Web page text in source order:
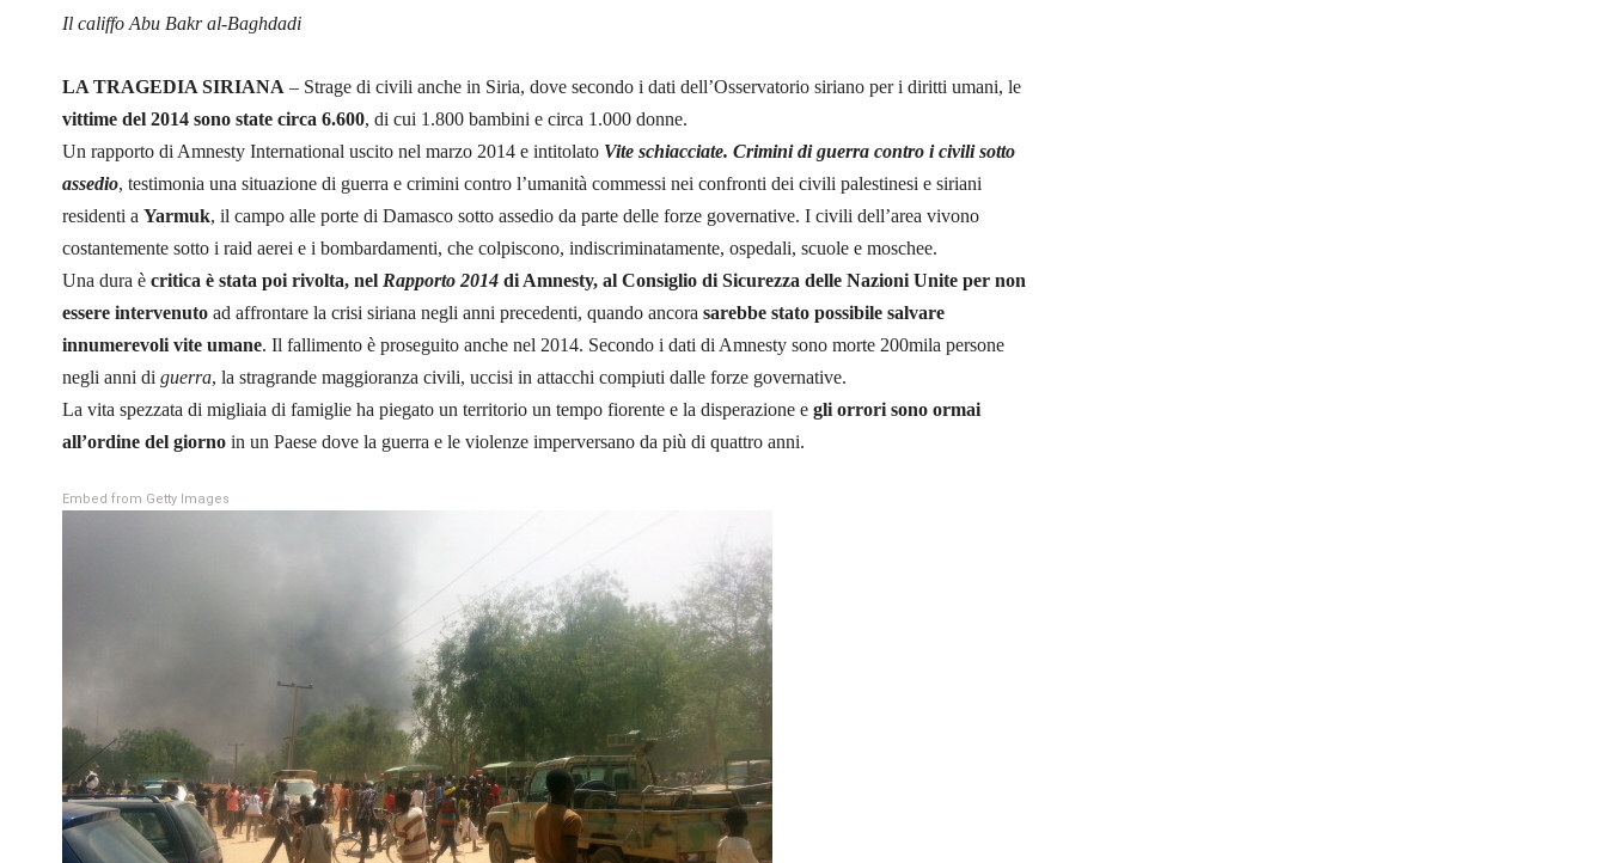
Il califfo Abu Bakr al-Baghdadi
LA TRAGEDIA SIRIANA – Strage di civili anche in Siria, dove secondo i dati dell’Osservatorio siriano per i diritti umani, le
vittime del 2014 sono state circa 6.600, di cui 1.800 bambini e circa 1.000 donne.
Un rapporto di Amnesty International uscito nel marzo 2014 e intitolato Vite schiacciate. Crimini di guerra contro i civili sotto
assedio, testimonia una situazione di guerra e crimini contro l’umanità commessi nei confronti dei civili palestinesi e siriani
residenti a Yarmuk, il campo alle porte di Damasco sotto assedio da parte delle forze governative. I civili dell’area vivono
costantemente sotto i raid aerei e i bombardamenti, che colpiscono, indiscriminatamente, ospedali, scuole e moschee.
Una dura è critica è stata poi rivolta, nel Rapporto 2014 di Amnesty, al Consiglio di Sicurezza delle Nazioni Unite per non
essere intervenuto ad affrontare la crisi siriana negli anni precedenti, quando ancora sarebbe stato possibile salvare
innumerevoli vite umane. Il fallimento è proseguito anche nel 2014. Secondo i dati di Amnesty sono morte 200mila persone
negli anni di guerra, la stragrande maggioranza civili, uccisi in attacchi compiuti dalle forze governative.
La vita spezzata di migliaia di famiglie ha piegato un territorio un tempo fiorente e la disperazione e gli orrori sono ormai
all’ordine del giorno in un Paese dove la guerra e le violenze imperversano da più di quattro anni.
Embed from Getty Images